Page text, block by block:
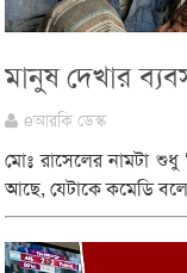
মানুষ দেখার
eআরকি ডেস্ক
মোঃ রাসেলের নামটা শুধু
আছে, যেটাকে কমেডি